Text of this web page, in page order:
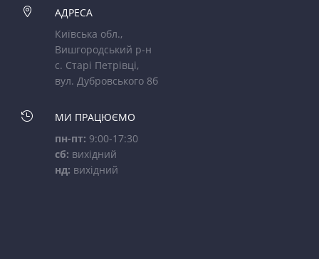

АДРЕСА
Київська обл.,
Вишгородський р-н
с. Старі Петрівці,
вул. Дубровського 8б

МИ ПРАЦЮЄМО
пн-пт: 9:00-17:30
сб: вихідний
нд: вихідний